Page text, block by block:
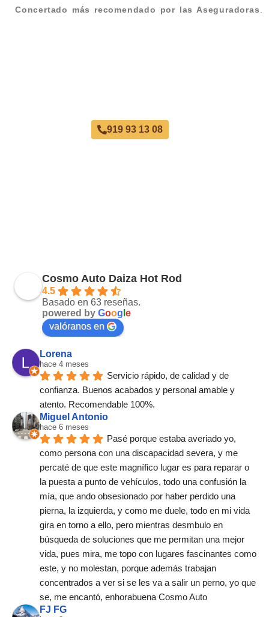
Concertado más recomendado por las Aseguradoras
919 93 13 08
Cosmo Auto Daiza Hot Rod
4.5
Basado en 63 reseñas.
powered by Goog e
valóranos en
Lorena
hace 4 meses
Servicio rápido, de calidad y de
confianza. Buenos acabados y personal amable y
atento. Recomendable 100%.
Miguel Antonio
hace 6 meses
Pasé porque estaba averiado yo,
como persona con una discapacidad severa, y me
percaté de que este magnífico lugar es para reparar o
la puesta a punto de vehículos, todo una confusión la
mía, que ando obsesionado por haber perdido una
pierna, la izquierda, y como me duele, todo en mi vida
gira en torno a ello, pero mientras desmbulo en
búsqueda de soluciones que me permitan una mejor
vida, pues mira, me topo con lugares fascinantes como
este, y no molestan, porque además trabajan
concentrados a ver si se les va a salir un perno, yo que
se, me encantó, enhorabuena Cosmo Auto
FJ FG